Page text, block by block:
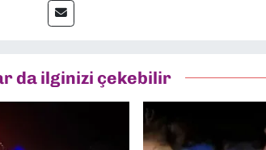
anda Dokuz Eylül Gazetesi'nde
da ilginizi çekebilir